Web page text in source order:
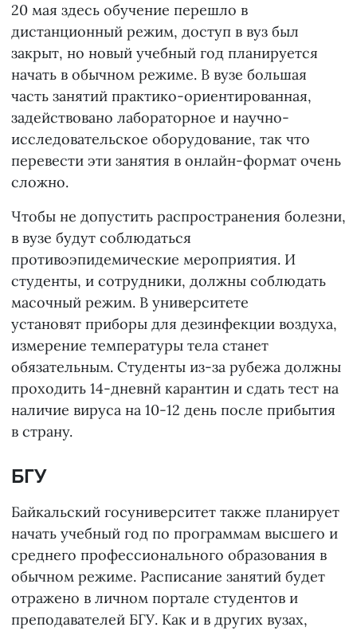
20 мая здесь обучение перешло в
дистанционный режим, доступ в вуз был
закрыт, но новый учебный год планируется
начать в обычном режиме. В вузе большая
часть занятий практико-ориентированная,
задействовано лабораторное и научно-
исследовательское оборудование, так что
перевести эти занятия в онлайн-формат очень
сложно.
Чтобы не допустить распространения болезни,
в вузе будут соблюдаться
противоэпидемические мероприятия. И
студенты, и сотрудники, должны соблюдать
масочный режим. В университете
установят приборы для дезинфекции воздуха,
измерение температуры тела станет
обязательным. Студенты из-за рубежа должны
проходить 14-дневнй карантин и сдать тест на
наличие вируса на 10-12 день после прибытия
в страну.
БГУ
Байкальский госуниверситет также планирует
начать учебный год по программам высшего и
среднего профессионального образования в
обычном режиме. Расписание занятий будет
отражено в личном портале студентов и
преподавателей БГУ. Как и в других вузах,